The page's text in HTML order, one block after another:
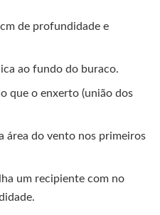
de profundidade e
ao fundo do buraco.
que o enxerto (união dos
área do vento nos primeiros
um recipiente com no